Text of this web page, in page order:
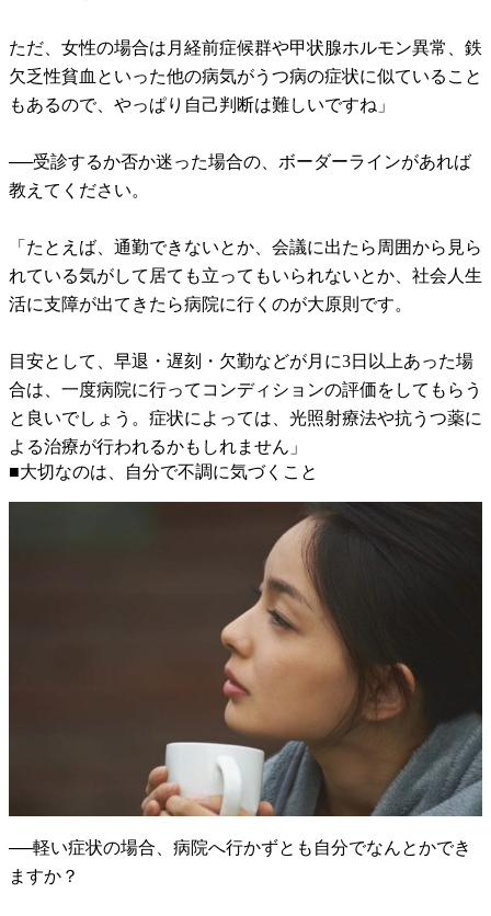
ただ、女性の場合は月経前症候群や甲状腺ホルモン異常、鉄
欠乏性貧血といった他の病気がうつ病の症状に似ていること
もあるので、やっぱり自己判断は難しいですね」
──受診するか否か迷った場合の、ボーダーラインがあれば
教えてください。
「たとえば、通勤できないとか、会議に出たら周囲から見ら
れている気がして居ても立ってもいられないとか、社会人生
活に支障が出てきたら病院に行くのが大原則です。
目安として、早退・遅刻・欠勤などが月に3日以上あった場
合は、一度病院に行ってコンディションの評価をしてもらう
と良いでしょう。症状によっては、光照射療法や抗うつ薬に
よる治療が行われるかもしれません」
■大切なのは、自分で不調に気づくこと
──軽い症状の場合、病院へ行かずとも自分でなんとかでき
ますか？